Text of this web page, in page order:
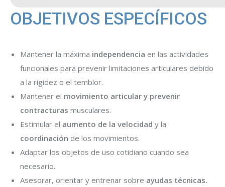
OBJETIVOS ESPECÍFICOS
Mantener la máxima independencia en las actividades
funcionales para prevenir limitaciones articulares debido
a la rigidez o el temblor.
Mantener el movimiento articular y prevenir
contracturas musculares.
Estimular el aumento de la velocidad y la
coordinación de los movimientos.
Adaptar los objetos de uso cotidiano cuando sea
necesario.
Asesorar, orientar y entrenar sobre ayudas técnicas.